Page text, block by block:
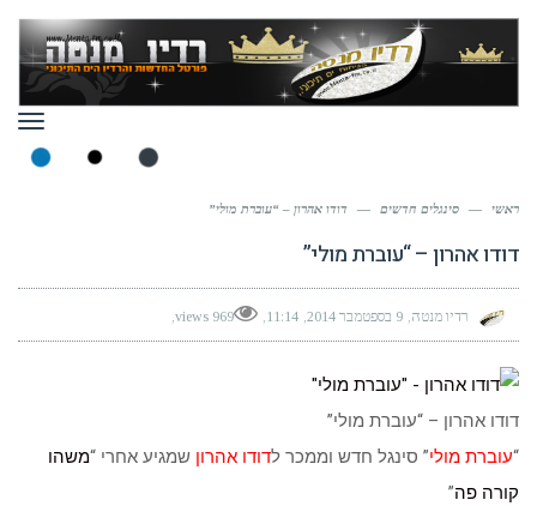
ראשי — סינגלים חדשים — דודו אהרון – “עוברת מולי”
דודו אהרון – “עוברת מולי”
רדיו מנטה 9 בספטמבר 2014 11:14
969 views
דודו אהרון – “עוברת מולי”
“עוברת מולי” סינגל חדש וממכר לדודו אהרון שמגיע אחרי “משהו
קורה פה”